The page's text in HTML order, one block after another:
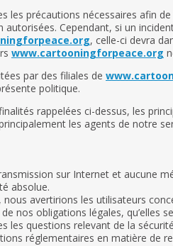
les précautions nécessaires afin
Cependant, si un
, celle-ci devra
www.cartooningforpeace.org
par des filiales de
politique.
rappelées ci-dessus, les
les agents de notre
sur Internet et aucune
absolue.
avertirions les utilisateurs
nos obligations légales, qu’elles
les questions relevant de la
réglementaires en matière de